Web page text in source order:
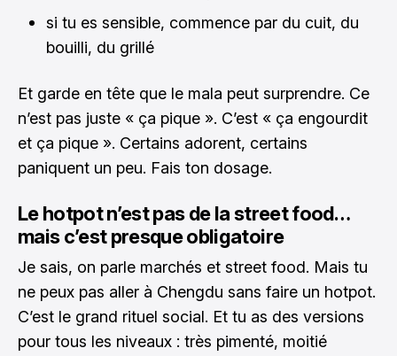
si tu es sensible, commence par du cuit, du
bouilli, du grillé
Et garde en tête que le mala peut surprendre. Ce
n’est pas juste « ça pique ». C’est « ça engourdit
et ça pique ». Certains adorent, certains
paniquent un peu. Fais ton dosage.
Le hotpot n’est pas de la street food…
mais c’est presque obligatoire
Je sais, on parle marchés et street food. Mais tu
ne peux pas aller à Chengdu sans faire un hotpot.
C’est le grand rituel social. Et tu as des versions
pour tous les niveaux : très pimenté, moitié